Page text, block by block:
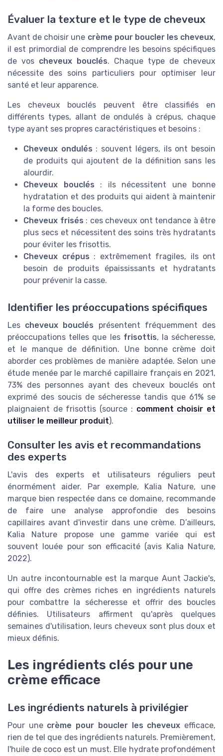
Évaluer la texture et le type de cheveux
Avant de choisir une crème pour boucler les cheveux,
il est primordial de comprendre les besoins spécifiques
de vos cheveux bouclés. Chaque type de cheveux
nécessite des soins particuliers pour optimiser leur
santé et leur apparence.
Les cheveux bouclés peuvent être classifiés en
différents types, allant de ondulés à crépus, chaque
type ayant ses propres caractéristiques et besoins :
Cheveux ondulés : souvent légers, ils ont besoin
de produits qui ajoutent de la définition sans les
alourdir.
Cheveux bouclés : ils nécessitent une bonne
hydratation et des produits qui aident à maintenir
la forme des boucles.
Cheveux frisés : ces cheveux ont tendance à être
plus secs et nécessitent des soins très hydratants
pour éviter les frisottis.
Cheveux crépus : extrêmement fragiles, ils ont
besoin de produits épaississants et hydratants
pour prévenir la casse.
Identifier les préoccupations spécifiques
Les cheveux bouclés présentent fréquemment des
préoccupations telles que les frisottis, la sécheresse,
et le manque de définition. Une bonne crème doit
aborder ces problèmes de manière adaptée. Selon une
étude menée par le marché capillaire français en 2021,
73% des personnes ayant des cheveux bouclés ont
exprimé des soucis de sécheresse tandis que 61% se
plaignaient de frisottis (source : comment choisir et
utiliser le meilleur produit).
Consulter les avis et recommandations
des experts
L'avis des experts et utilisateurs réguliers peut
énormément aider. Par exemple, Kalia Nature, une
marque bien respectée dans ce domaine, recommande
de faire une analyse approfondie des besoins
capillaires avant d'investir dans une crème. D’ailleurs,
Kalia Nature propose une gamme variée qui est
souvent louée pour son efficacité (avis Kalia Nature,
2022).
Un autre incontournable est la marque Aunt Jackie's,
qui offre des crèmes riches en ingrédients naturels
pour combattre la sécheresse et offrir des boucles
définies. Utilisateurs affirment qu'après quelques
semaines d'utilisation, leurs cheveux sont plus doux et
mieux définis.
Les ingrédients clés pour une
crème efficace
Les ingrédients naturels à privilégier
Pour une crème pour boucler les cheveux efficace,
rien de tel que des ingrédients naturels. Premièrement,
l'huile de coco est un must. Elle hydrate profondément